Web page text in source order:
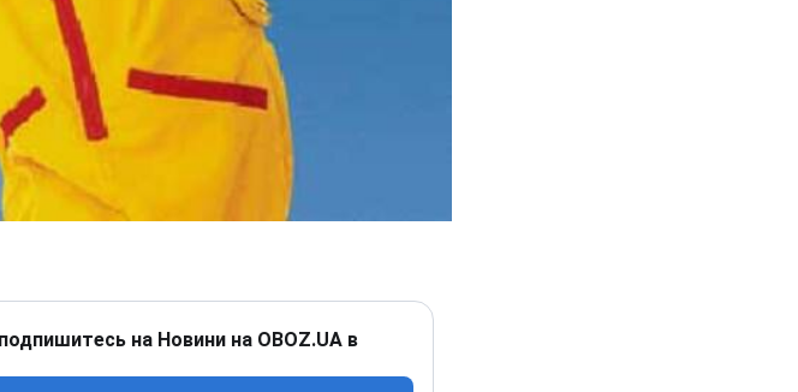
на Новини на OBOZ.UA в